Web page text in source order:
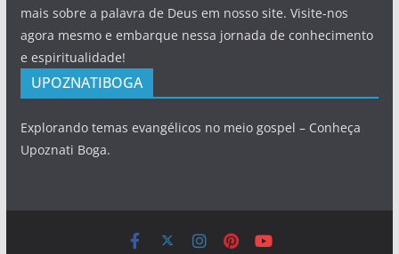
mais sobre a palavra de Deus em nosso site. Visite-nos
agora mesmo e embarque nessa jornada de conhecimento
e espiritualidade!
UPOZNATIBOGA
Explorando temas evangélicos no meio gospel – Conheça
Upoznati Boga.